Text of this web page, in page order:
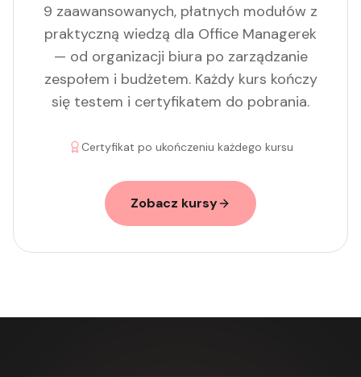
9 zaawansowanych, płatnych modułów z
praktyczną wiedzą dla Office Managerek
— od organizacji biura po zarządzanie
zespołem i budżetem. Każdy kurs kończy
się testem i certyfikatem do pobrania.
Certyfikat po ukończeniu każdego kursu
Zobacz kursy